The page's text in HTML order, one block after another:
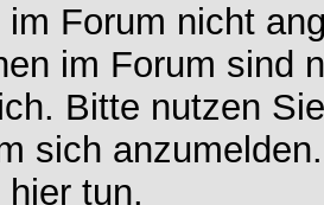
im Forum nicht
im Forum sind
Bitte nutzen
sich
tun.